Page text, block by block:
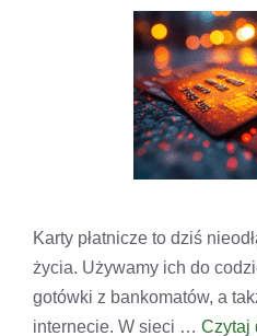
Karty płatnicze to dziś
życia. Używamy ich do
gotówki z bankomatów, a
internecie. W sieci … Czytaj